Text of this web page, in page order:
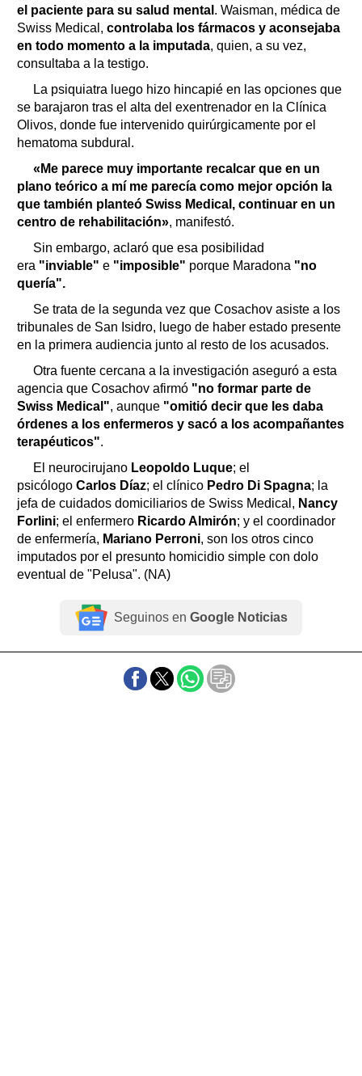
el paciente para su salud mental . Waisman, médica de
Swiss Medical, controlaba los fármacos y aconsejaba
en todo momento a la imputada, quien, a su vez,
consultaba a la testigo.
La psiquiatra luego hizo hincapié en las opciones que
se barajaron tras el alta del exentrenador en la Clínica
Olivos, donde fue intervenido quirúrgicamente por el
hematoma subdural.
«Me parece muy importante recalcar que en un
plano teórico a mí me parecía como mejor opción la
que también planteó Swiss Medical, continuar en un
centro de rehabilitación», manifestó.
Sin embargo, aclaró que esa posibilidad
era "inviable" e "imposible" porque Maradona "no
quería".
Se trata de la segunda vez que Cosachov asiste a los
tribunales de San Isidro, luego de haber estado presente
en la primera audiencia junto al resto de los acusados.
Otra fuente cercana a la investigación aseguró a esta
agencia que Cosachov afirmó "no formar parte de
Swiss Medical", aunque "omitió decir que les daba
órdenes a los enfermeros y sacó a los acompañantes
terapéuticos".
El neurocirujano Leopoldo Luque; el
psicólogo Carlos Díaz; el clínico Pedro Di Spagna; la
jefa de cuidados domiciliarios de Swiss Medical, Nancy
Forlini; el enfermero Ricardo Almirón; y el coordinador
de enfermería, Mariano Perroni, son los otros cinco
imputados por el presunto homicidio simple con dolo
eventual de "Pelusa". (NA)
Seguinos en Google Noticias